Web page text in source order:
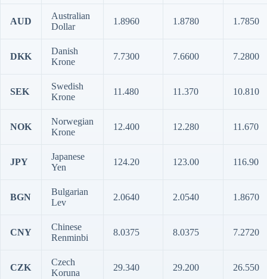
AUD
Australian
Dollar
1.8960 1.8780 1.7850
DKK
Danish
Krone
7.7300 7.6600 7.2800
SEK
Swedish
Krone
11.480 11.370 10.810
NOK
Norwegian
Krone
12.400 12.280 11.670
JPY
Japanese
Yen
124.20 123.00 116.90
BGN
Bulgarian
Lev
2.0640 2.0540 1.8670
CNY
Chinese
Renminbi
8.0375 8.0375 7.2720
CZK
Czech
Koruna
29.340 29.200 26.550